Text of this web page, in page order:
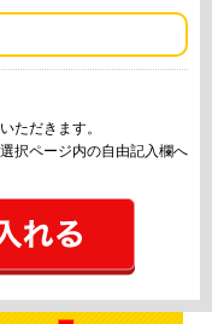
ただきます。
択ページ内の自由記入欄へ